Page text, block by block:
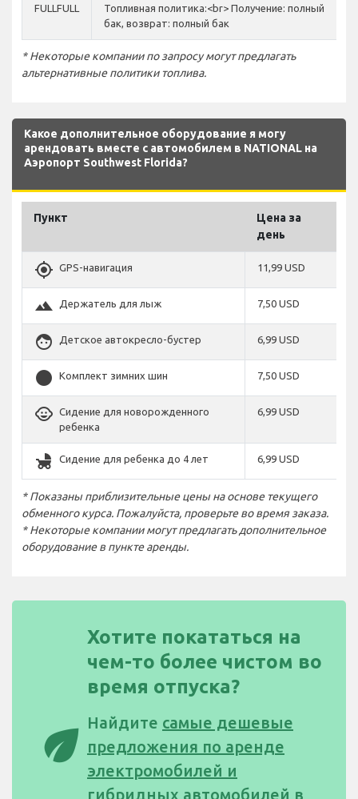
FULLFULL
Топливная политика:<br> Получение: полный
бак, возврат: полный бак
* Некоторые компании по запросу могут предлагать
альтернативные политики топлива.
Какое дополнительное оборудование я могу
арендовать вместе с автомобилем в NATIONAL на
Аэропорт Southwest Florida?
Пункт
Цена за
день
gps_fixed GPS-навигация 11,99 USD
terrain Держатель для лыж 7,50 USD
face Детское автокресло-бустер 6,99 USD
stop_circle Комплект зимних шин 7,50 USD
child_care Сидение для новорожденного
ребенка
6,99 USD
child_friendly Сидение для ребенка до 4 лет 6,99 USD
* Показаны приблизительные цены на основе текущего
обменного курса. Пожалуйста, проверьте во время заказа.
* Некоторые компании могут предлагать дополнительное
оборудование в пункте аренды.
eco
Хотите покататься на
чем-то более чистом во
время отпуска?
Найдите самые дешевые
предложения по аренде
электромобилей и
гибридных автомобилей в